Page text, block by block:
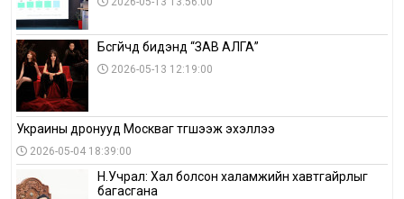
Бүсгүйчүүд бидэнд “ЗАВ АЛГА”
2026-05-13 12:19:00
Украины дронууд Москваг түгшээж эхэллээ
2026-05-04 18:39:00
Н.Учрал: Хал болсон халамжийн хавтгайрлыг
багасгана